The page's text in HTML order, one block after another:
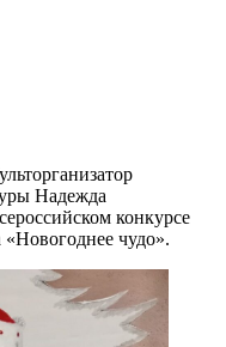
Надежда
конкурсе
«Новогоднее чудо».